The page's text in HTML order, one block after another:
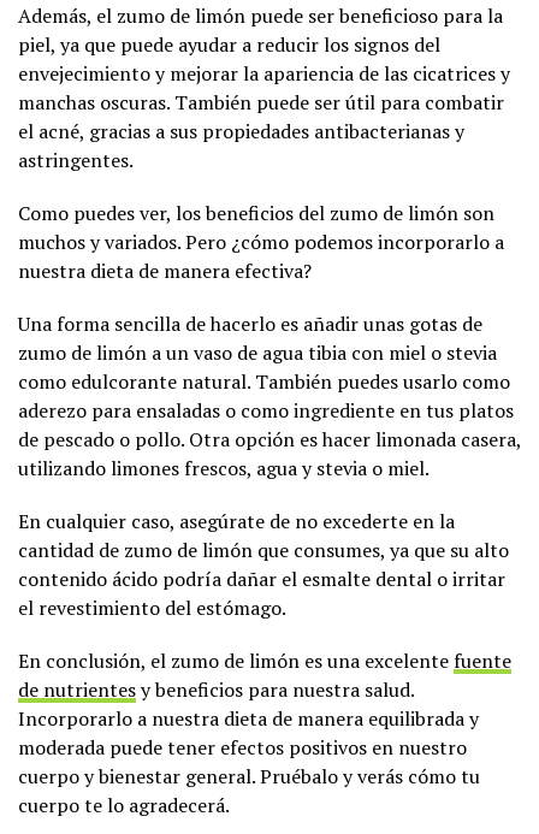
Además, el zumo de limón puede ser beneficioso para la
piel, ya que puede ayudar a reducir los signos del
envejecimiento y mejorar la apariencia de las cicatrices y
manchas oscuras. También puede ser útil para combatir
el acné, gracias a sus propiedades antibacterianas y
astringentes.
Como puedes ver, los beneficios del zumo de limón son
muchos y variados. Pero ¿cómo podemos incorporarlo a
nuestra dieta de manera efectiva?
Una forma sencilla de hacerlo es añadir unas gotas de
zumo de limón a un vaso de agua tibia con miel o stevia
como edulcorante natural. También puedes usarlo como
aderezo para ensaladas o como ingrediente en tus platos
de pescado o pollo. Otra opción es hacer limonada casera,
utilizando limones frescos, agua y stevia o miel.
En cualquier caso, asegúrate de no excederte en la
cantidad de zumo de limón que consumes, ya que su alto
contenido ácido podría dañar el esmalte dental o irritar
el revestimiento del estómago.
En conclusión, el zumo de limón es una excelentefuente
de nutrientesy beneficios para nuestra salud.
Incorporarlo a nuestra dieta de manera equilibrada y
moderada puede tener efectos positivos en nuestro
cuerpo y bienestar general. Pruébalo y verás cómo tu
cuerpo te lo agradecerá.